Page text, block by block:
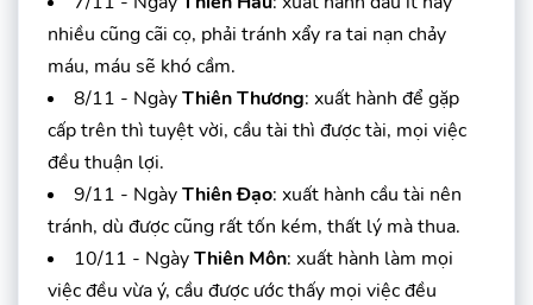
nhiều cũng cãi cọ, phải tránh xẩy ra tai nạn chảy
máu, máu sẽ khó cầm.
8/11 - NgàyThiên Thương: xuất hành để gặp
cấp trên thì tuyệt vời, cầu tài thì được tài, mọi việc
đều thuận lợi.
9/11 - NgàyThiên Đạo: xuất hành cầu tài nên
tránh, dù được cũng rất tốn kém, thất lý mà thua.
10/11 - NgàyThiên Môn: xuất hành làm mọi
việc đều vừa ý, cầu được ước thấy mọi việc đều